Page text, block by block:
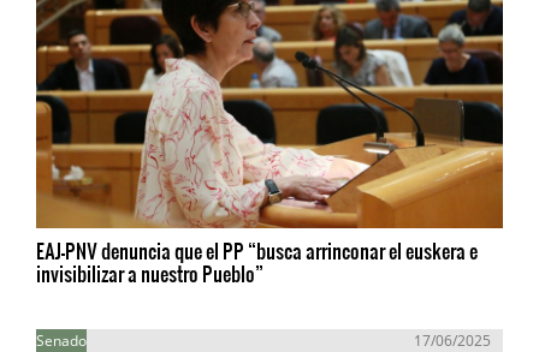
EAJ-PNV denuncia que el PP “busca arrinconar el euskera e
invisibilizar a nuestro Pueblo”
Senado 17/06/2025